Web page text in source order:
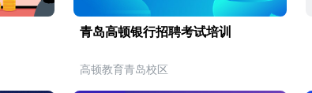
青岛高顿银行招聘考试培训
高顿教育青岛校区